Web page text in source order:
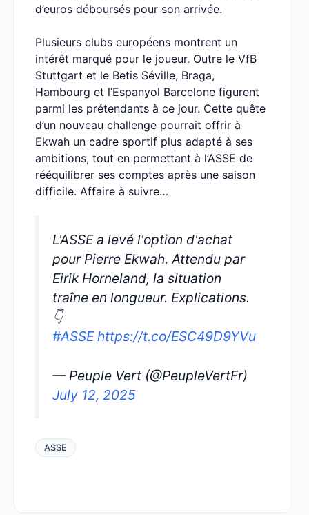
d’euros déboursés pour son arrivée.
Plusieurs clubs européens montrent un
intérêt marqué pour le joueur. Outre le VfB
Stuttgart et le Betis Séville, Braga,
Hambourg et l’Espanyol Barcelone figurent
parmi les prétendants à ce jour. Cette quête
d’un nouveau challenge pourrait offrir à
Ekwah un cadre sportif plus adapté à ses
ambitions, tout en permettant à l’ASSE de
rééquilibrer ses comptes après une saison
difficile. Affaire à suivre…
L'ASSE a levé l'option d'achat
pour Pierre Ekwah. Attendu par
Eirik Horneland, la situation
traîne en longueur. Explications.
👇
#ASSE https://t.co/ESC49D9YVu
— Peuple Vert (@PeupleVertFr)
July 12, 2025
ASSE